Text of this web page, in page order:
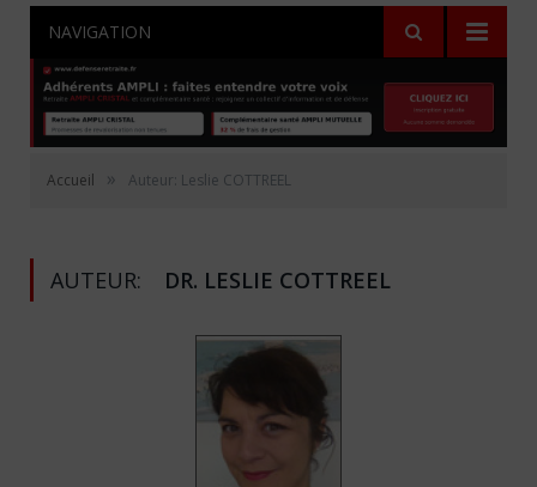
NAVIGATION
Accueil » Auteur: Leslie COTTREEL
AUTEUR: DR. LESLIE COTTREEL